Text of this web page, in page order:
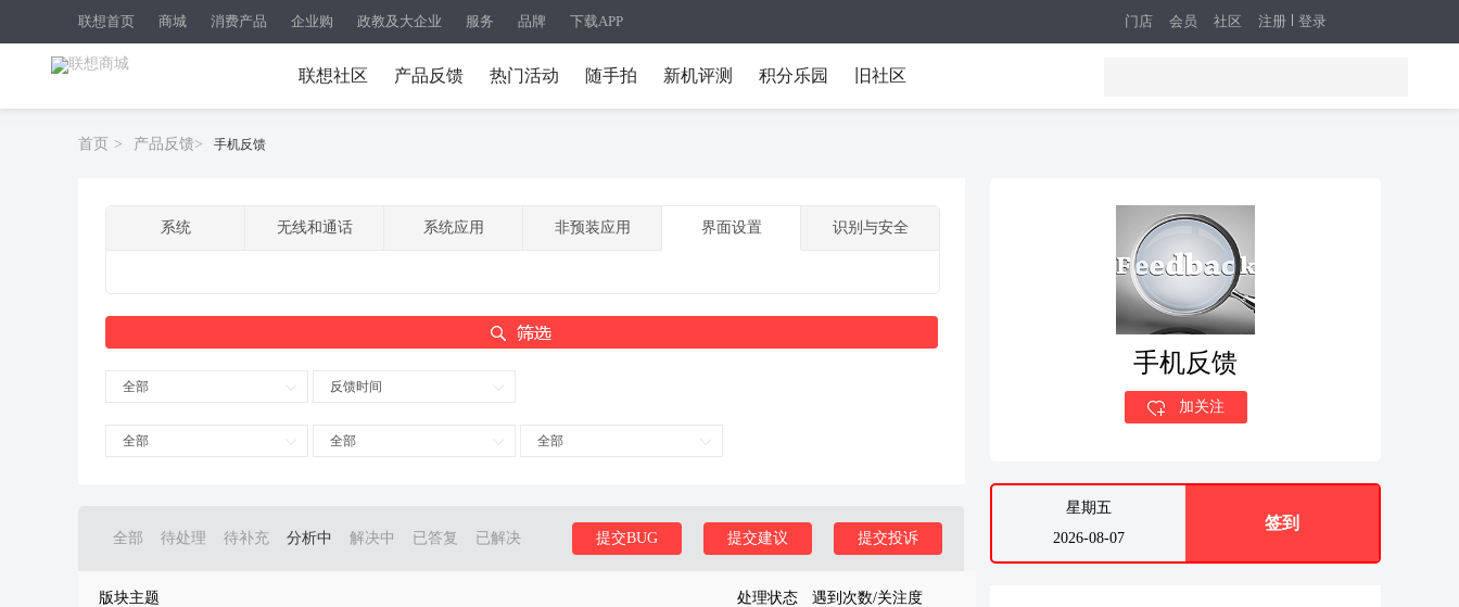
联想首页 商城 消费产品 企业购 政教及大企业 服务 品牌 下载APP 注册 登录
门店 会员 社区
联想社区 产品反馈 热门活动 随手拍 新机评测 积分乐园 旧社区
首页 > 产品反馈> 手机反馈
系统 无线和通话 系统应用 非预装应用 界面设置 识别与安全
全部 反馈时间
全部 全部 全部
全部 待处理 待补充 分析中 解决中 已答复 已解决 提交投诉
提交建议
提交BUG
版块主题 处理状态 遇到次数/关注度
手机反馈
加关注
星期五
2026-08-07
签到